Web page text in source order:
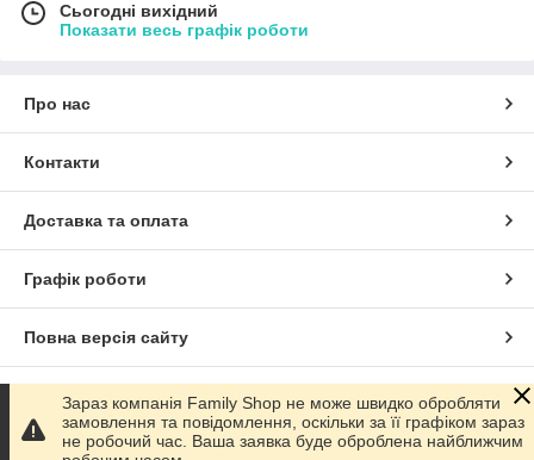
Сьогодні вихідний
Показати весь графік роботи
Про нас
Контакти
Доставка та оплата
Графік роботи
Повна версія сайту
Сайт створено на маркетплейсі
Політика конфіденційності
Зараз компанія Family Shop не може швидко обробляти
замовлення та повідомлення, оскільки за її графіком зараз
не робочий час. Ваша заявка буде оброблена найближчим